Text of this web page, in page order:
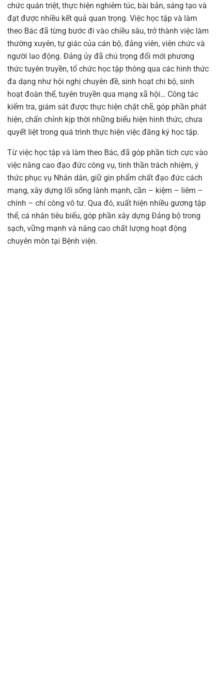
chức quán triệt, thực hiện nghiêm túc, bài bản, sáng tạo và
đạt được nhiều kết quả quan trọng. Việc học tập và làm
theo Bác đã từng bước đi vào chiều sâu, trở thành việc làm
thường xuyên, tự giác của cán bộ, đảng viên, viên chức và
người lao động. Đảng ủy đã chú trọng đổi mới phương
thức tuyên truyền, tổ chức học tập thông qua các hình thức
đa dạng như hội nghị chuyên đề, sinh hoạt chi bộ, sinh
hoạt đoàn thể, tuyên truyền qua mạng xã hội… Công tác
kiểm tra, giám sát được thực hiện chặt chẽ, góp phần phát
hiện, chấn chỉnh kịp thời những biểu hiện hình thức, chưa
quyết liệt trong quá trình thực hiện việc đăng ký học tập.
Từ việc học tập và làm theo Bác, đã góp phần tích cực vào
việc nâng cao đạo đức công vụ, tinh thần trách nhiệm, ý
thức phục vụ Nhân dân, giữ gìn phẩm chất đạo đức cách
mạng, xây dựng lối sống lành mạnh, cần – kiệm – liêm –
chính – chí công vô tư. Qua đó, xuất hiện nhiều gương tập
thể, cá nhân tiêu biểu, góp phần xây dựng Đảng bộ trong
sạch, vững mạnh và nâng cao chất lượng hoạt động
chuyên môn tại Bệnh viện.